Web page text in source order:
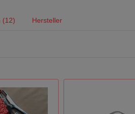
(12) Hersteller